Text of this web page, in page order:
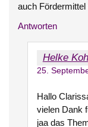
auch
Antworten
Helke
25.
Hallo
vielen Dank
jaa das